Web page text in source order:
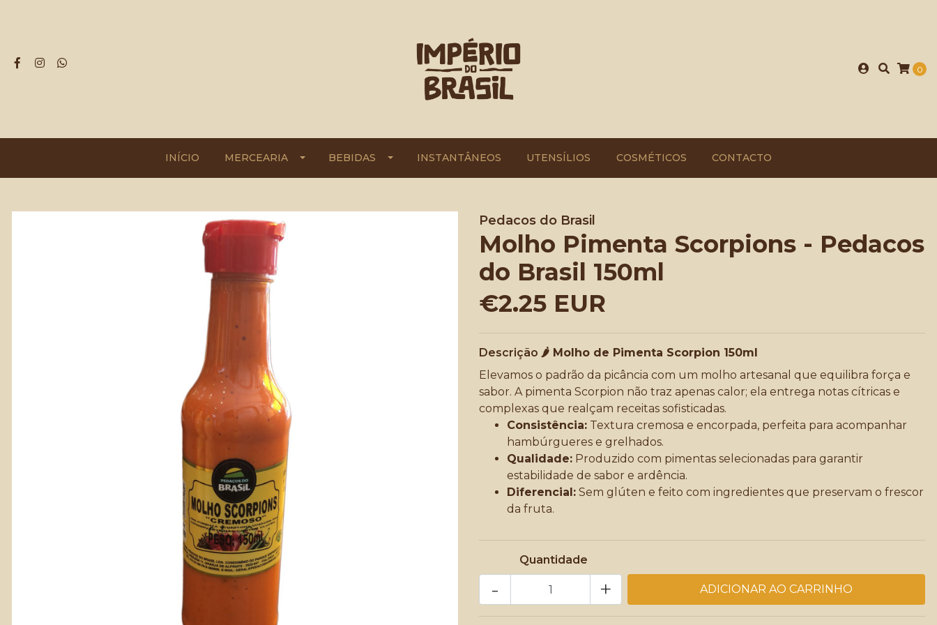
0
INÍCIO MERCEARIA BEBIDAS INSTANTÂNEOS UTENSÍLIOS COSMÉTICOS CONTACTO
Pedacos do Brasil
Molho Pimenta Scorpions - Pedacos
do Brasil 150ml
€2.25 EUR
Descrição 🌶️ Molho de Pimenta Scorpion 150ml
Elevamos o padrão da picância com um molho artesanal que equilibra força e
sabor. A pimenta Scorpion não traz apenas calor; ela entrega notas cítricas e
complexas que realçam receitas sofisticadas.
Consistência: Textura cremosa e encorpada, perfeita para acompanhar
hambúrgueres e grelhados.
Qualidade: Produzido com pimentas selecionadas para garantir
estabilidade de sabor e ardência.
Diferencial: Sem glúten e feito com ingredientes que preservam o frescor
da fruta.
Quantidade
+
-